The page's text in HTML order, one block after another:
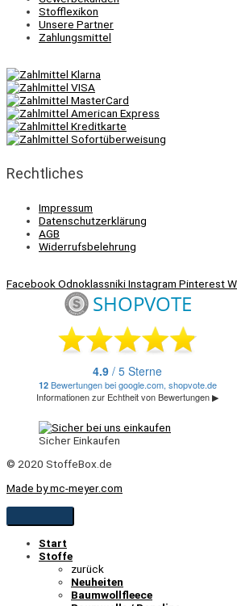
Stofflexikon
Unsere Partner
Zahlungsmittel
Rechtliches
Impressum
Datenschutzerklärung
AGB
Widerrufsbelehrung
FacebookOdnoklassnikiInstagram Pinterest
Sicher Einkaufen
© 2020 StoffeBox.de
Made by mc-meyer.com
Start
Stoffe
zurück
Neuheiten
Baumwollfleece